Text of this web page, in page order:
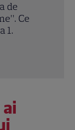
nu s-au
evitat